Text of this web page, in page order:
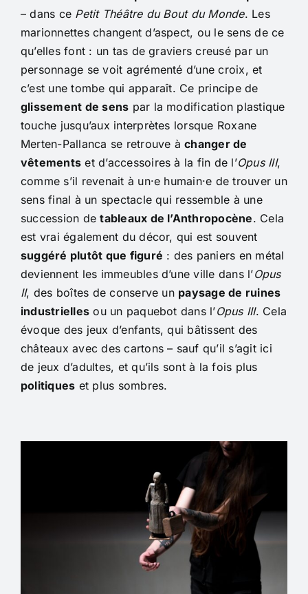
– dans ce Petit Théâtre du Bout du Monde. Les
marionnettes changent d’aspect, ou le sens de ce
qu’elles font : un tas de graviers creusé par un
personnage se voit agrémenté d’une croix, et
c’est une tombe qui apparaît. Ce principe de
glissement de sens par la modification plastique
touche jusqu’aux interprètes lorsque Roxane
Merten-Pallanca se retrouve àchanger de
vêtements et d’accessoires à la fin de l’Opus III,
comme s’il revenait à un·e humain·e de trouver un
sens final à un spectacle qui ressemble à une
succession detableaux de l’Anthropocène. Cela
est vrai également du décor, qui est souvent
suggéré plutôt que figuré : des paniers en métal
deviennent les immeubles d’une ville dans l’Opus
II, des boîtes de conserve un paysage de ruines
industrielles ou un paquebot dans l’Opus III. Cela
évoque des jeux d’enfants, qui bâtissent des
châteaux avec des cartons – sauf qu’il s’agit ici
de jeux d’adultes, et qu’ils sont à la fois plus
politiques et plus sombres.